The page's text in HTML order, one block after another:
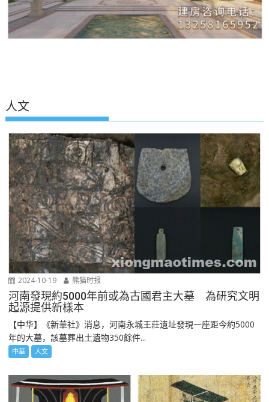
人文
2024-10-19 熊猫时报
河南發現約5000年前或為古國君主大墓 為研究文明
起源提供新樣本
【中华】《新華社》消息，河南永城王莊遺址發現一座距今約5000
年的大墓，該墓葬出土遺物350餘件...
中華 人文